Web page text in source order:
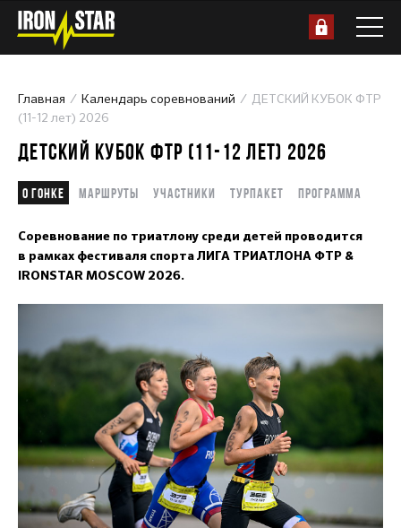
Главная Календарь соревнований
ДЕТСКИЙ КУБОК ФТР
(11-12 лет) 2026
ДЕТСКИЙ КУБОК ФТР (11-12 ЛЕТ) 2026
О гонке Маршруты Участники Турпакет Программа
Соревнование по триатлону среди детей проводится
в рамках фестиваля спорта ЛИГА ТРИАТЛОНА ФТР &
IRONSTAR MOSCOW 2026.